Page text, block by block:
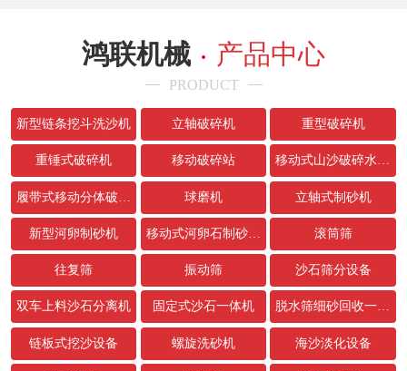
鸿联机械 产品中心
PRODUCT
新型链条挖斗洗沙机 立轴破碎机 重型破碎机
重锤式破碎机 移动破碎站 移动式山沙破碎水洗设备
球磨机 立轴式制砂机
新型河卵制砂机 移动式河卵石制砂生产线 滚筒筛
往复筛 振动筛 沙石筛分设备
双车上料沙石分离机 固定式沙石一体机 脱水筛细砂回收一体机
链板式挖沙设备 螺旋洗砂机 海沙淡化设备